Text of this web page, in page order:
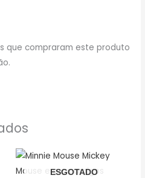
que compraram este produto
ESGOTADO